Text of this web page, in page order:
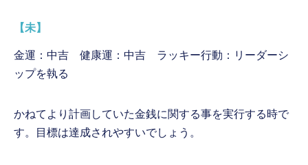
【未】
金運：中吉 健康運：中吉 ラッキー行動：リーダーシ
ップを執る
かねてより計画していた金銭に関する事を実行する時で
す。目標は達成されやすいでしょう。